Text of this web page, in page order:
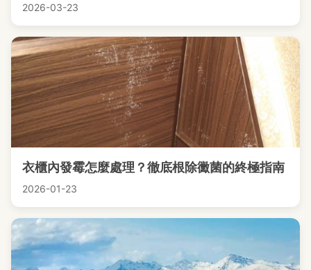
2026-03-23
衣櫃內發霉怎麼處理？徹底根除黴菌的終極指南
2026-01-23